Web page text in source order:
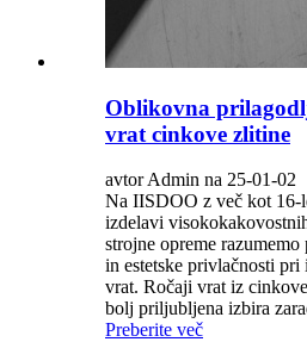
Oblikovna
vrat cinkove zlitine
avtor Admin na 25-01-02
Na IISDOO z več kot 16-
izdelavi
strojne opreme
in estetske privlačnosti
vrat. Ročaji vrat iz
bolj priljubljena izbira
Preberite več